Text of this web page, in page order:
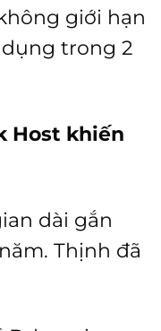
giới hạn
trong 2
Host khiến
dài gắn
Thịnh đã